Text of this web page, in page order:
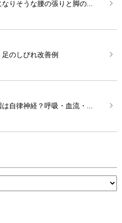
りそうな腰の張りと脚の...
のしびれ改善例
自律神経？呼吸・血流・...